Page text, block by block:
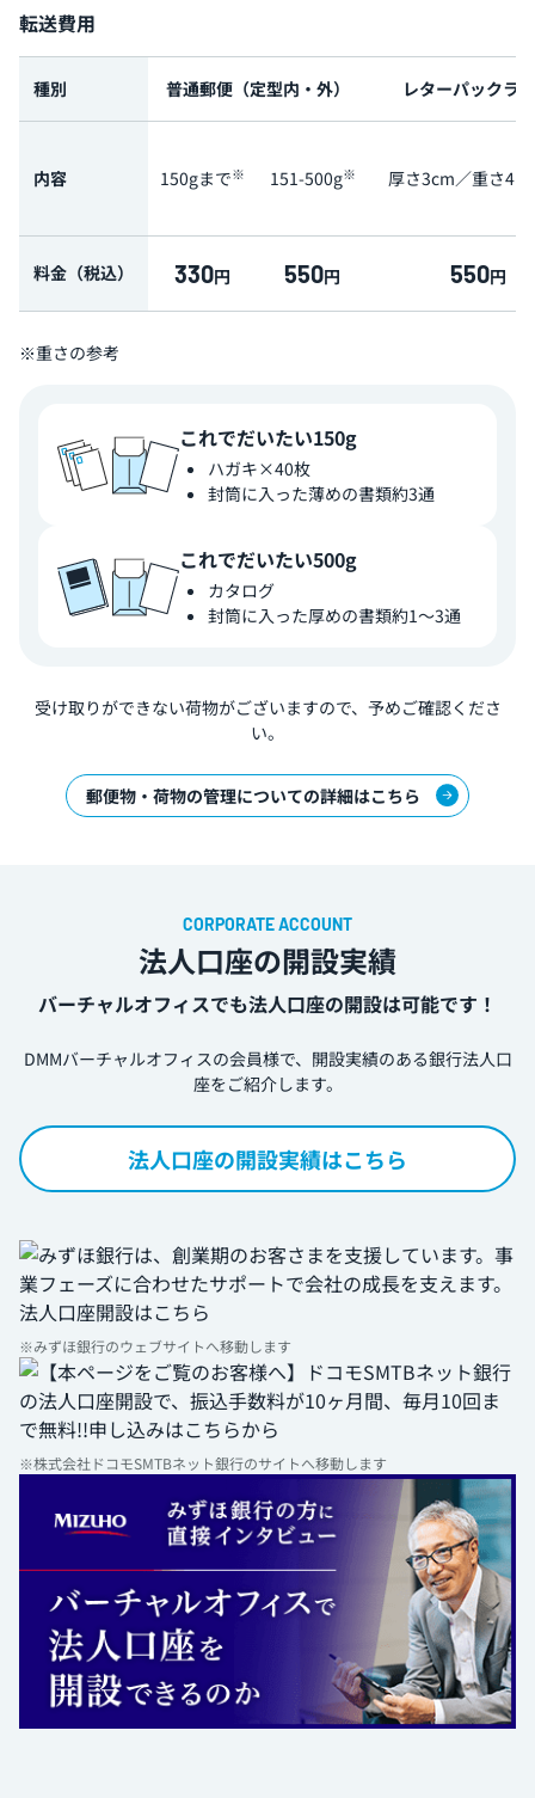
転送費用
種別 普通郵便（定型内・外） レターパックラ
内容 150gまで※ 151-500g※ 厚さ3cm／重さ
料金（税込） 330円 550円 550円
※重さの参考
これでだいたい150g
ハガキ×40枚
封筒に入った薄めの書類約3通
これでだいたい500g
カタログ
封筒に入った厚めの書類約1〜3通
受け取りができない荷物がございますので、予めご確認くださ
い。
郵便物・荷物の管理についての詳細はこちら
法人口座の開設実績
バーチャルオフィスでも法人口座の開設は可能です！
DMMバーチャルオフィスの会員様で、開設実績のある銀行法人口
座をご紹介します。
法人口座の開設実績はこちら
※みずほ銀行のウェブサイトへ移動します
※株式会社ドコモSMTBネット銀行のサイトへ移動します